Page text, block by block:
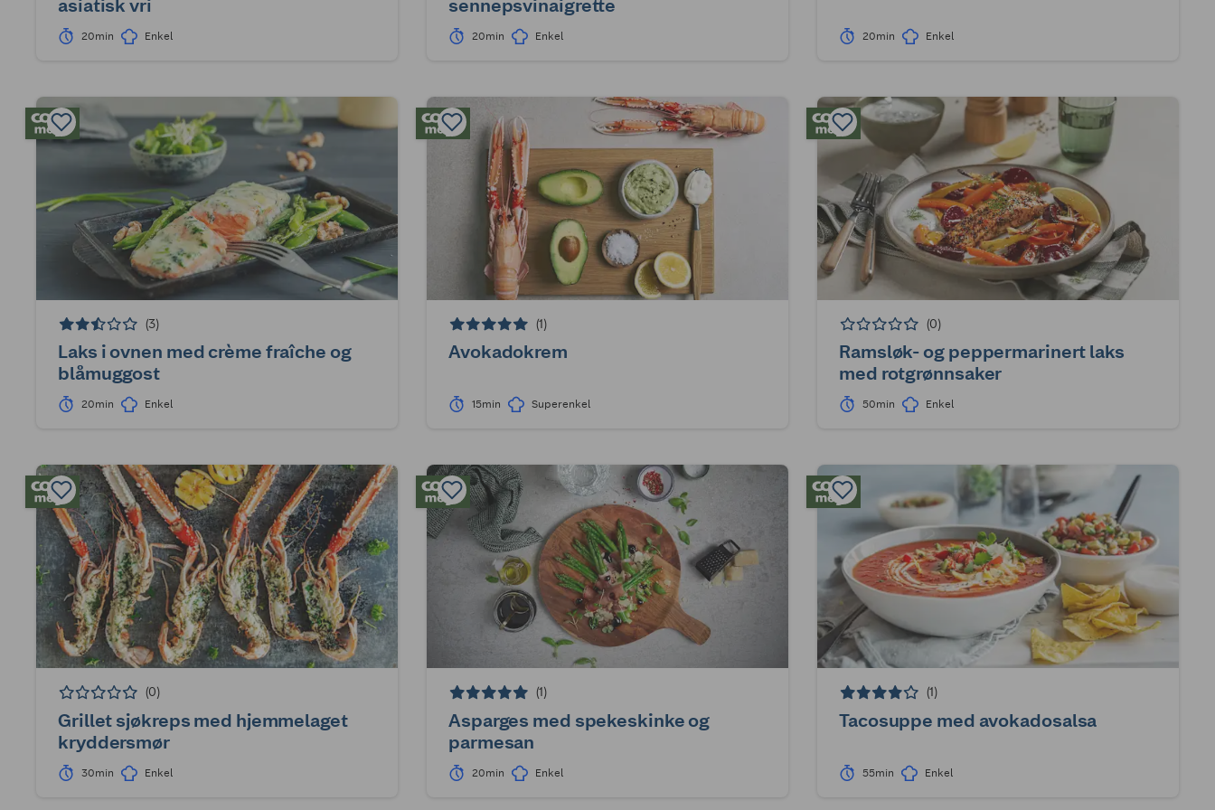
asiatisk vri
20min Enkel
sennepsvinaigrette
20min Enkel 20min Enkel
(3)
Laks i ovnen med crème fraîche og
blåmuggost
20min Enkel
(1)
Avokadokrem
15min Superenkel
(0)
Ramsløk- og peppermarinert laks
med rotgrønnsaker
50min Enkel
(0)
Grillet sjøkreps med hjemmelaget
kryddersmør
30min Enkel
(1)
Asparges med spekeskinke og
parmesan
20min Enkel
(1)
Tacosuppe med avokadosalsa
55min Enkel